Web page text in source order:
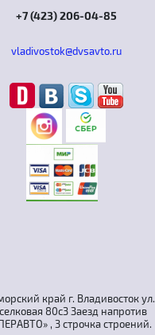
край г. Владивосток ул.
80с3 Заезд напротив
, 3 строчка строений.
+7 (423) 206-04-85
vladivostok@dvsavto.ru